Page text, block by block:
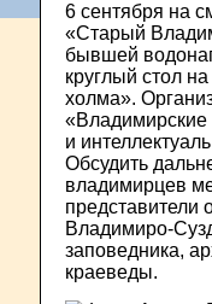
6 сентября на
«Старый
бывшей
круглый стол
холма».
«Владимирские
и
Обсудить
владимирцев
представители
Владимиро-
заповедника,
краеведы.